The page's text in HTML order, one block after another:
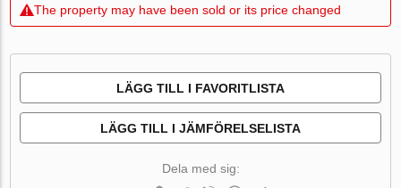
The property may have been sold or its price changed
LÄGG TILL I FAVORITLISTA
LÄGG TILL I JÄMFÖRELSELISTA
Dela med sig: